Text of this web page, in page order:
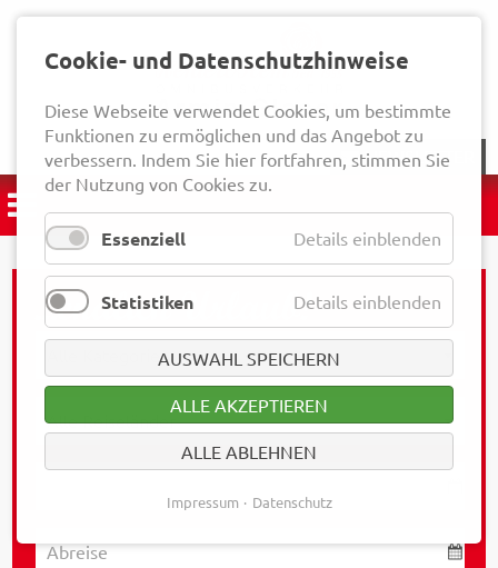
NEWSLETTER
Cookie- und Datenschutzhinweise
Diese Webseite verwendet Cookies, um bestimmte
Funktionen zu ermöglichen und das Angebot zu
verbessern. Indem Sie hier fortfahren, stimmen Sie
der Nutzung von Cookies zu.
Essenziell Details einblenden
Statistiken Details einblenden
AUSWAHL SPEICHERN
ALLE AKZEPTIEREN
ALLE ABLEHNEN
Impressum Datenschutz